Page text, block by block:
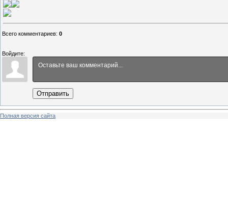
Всего комментариев: 0
Войдите:
Отправить
Полная версия сайта